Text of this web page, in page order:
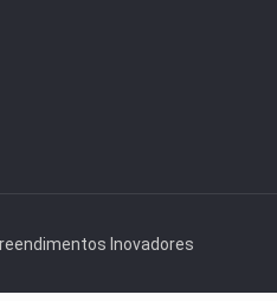
Inovadores